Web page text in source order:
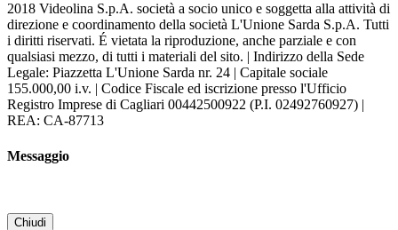
2018 Videolina S.p.A. società a socio unico e soggetta alla attività di
direzione e coordinamento della società L'Unione Sarda S.p.A. Tutti
i diritti riservati. É vietata la riproduzione, anche parziale e con
qualsiasi mezzo, di tutti i materiali del sito. | Indirizzo della Sede
Legale: Piazzetta L'Unione Sarda nr. 24 | Capitale sociale
155.000,00 i.v. | Codice Fiscale ed iscrizione presso l'Ufficio
Registro Imprese di Cagliari 00442500922 (P.I. 02492760927) |
REA: CA-87713
Messaggio
Chiudi